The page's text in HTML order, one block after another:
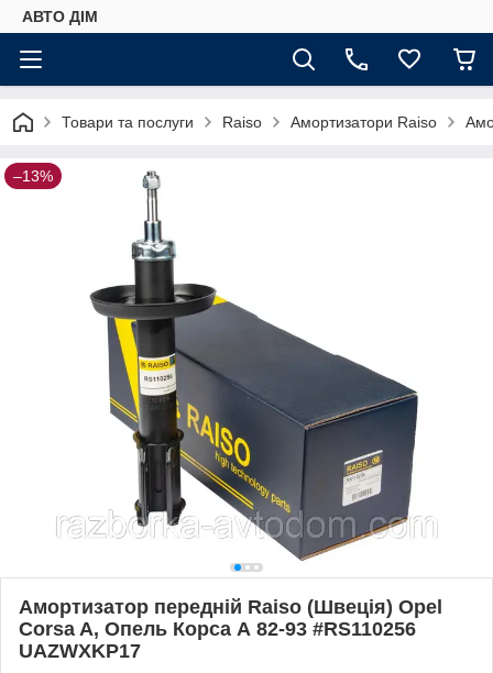
АВТО ДIМ
Товари та послуги Raiso Амортизатори Raiso
–13%
Амортизатор передній Raiso (Швеція) Opel
Corsa A, Опель Корса А 82-93 #RS110256
UAZWXKP17